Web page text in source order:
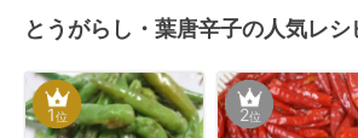
とうがらし・葉唐辛子の人気レシ
1位 2位